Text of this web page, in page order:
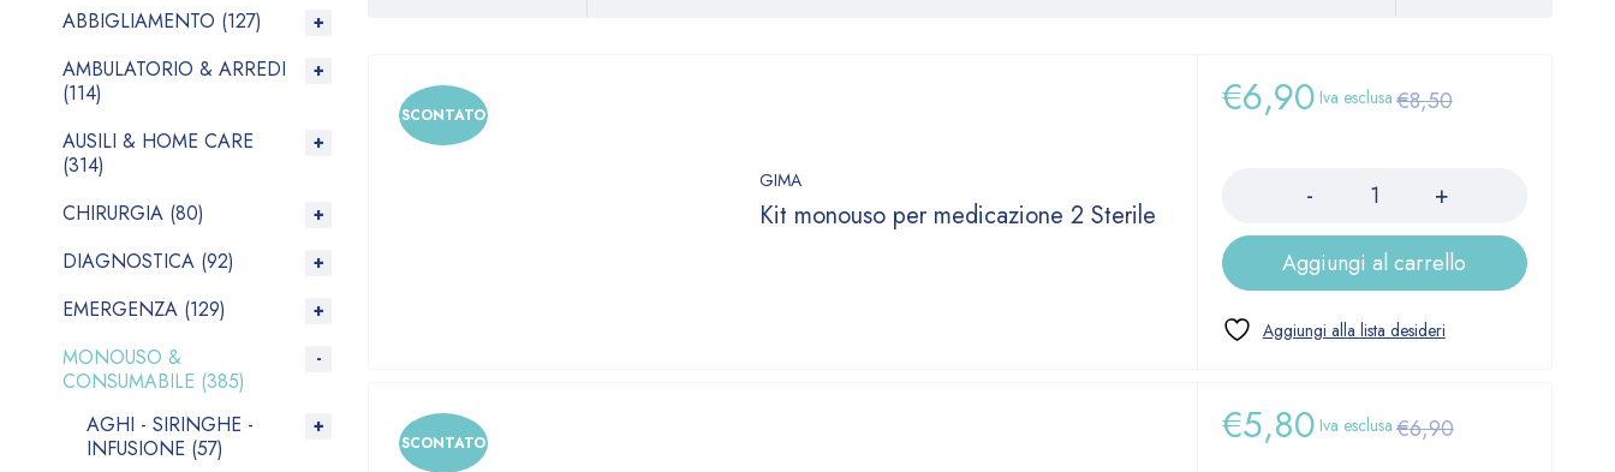
ABBIGLIAMENTO (127)
AMBULATORIO & ARREDI
(114)
AUSILI & HOME CARE
(314)
CHIRURGIA (80)
DIAGNOSTICA (92)
EMERGENZA (129)
MONOUSO &
CONSUMABILE (385)
AGHI - SIRINGHE -
INFUSIONE (57)
SCONTATO
GIMA
Kit monouso per medicazione 2 Sterile
€8,50
€6,90 Iva esclusa
Aggiungi al carrello
SCONTATO €6,90
€5,80 Iva esclusa